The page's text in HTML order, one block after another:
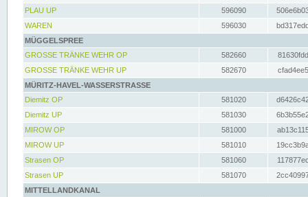
PLAU UP
596090
WAREN
596030
MÜGGELSPREE
GROSSE TRÄNKE WEHR OP
582660
GROSSE TRÄNKE WEHR UP
582670
MÜRITZ-HAVEL-WASSERSTRASSE
Diemitz OP
581020
Diemitz UP
581030
MIROW OP
581000
MIROW UP
581010
Strasen OP
581060
Strasen UP
581070
MITTELLANDKANAL